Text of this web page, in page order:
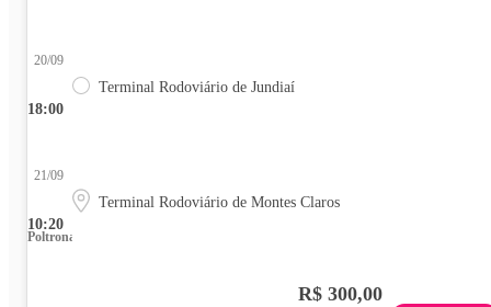
18:00
20/09
Terminal Rodoviário de Jundiaí
10:20
21/09
Terminal Rodoviário de Montes Claros
Poltrona
R$ 300,00